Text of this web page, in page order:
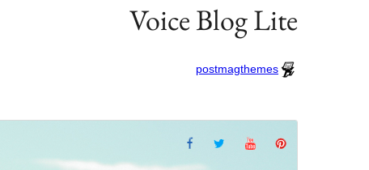
Voice Blog Lite
postmagthemes